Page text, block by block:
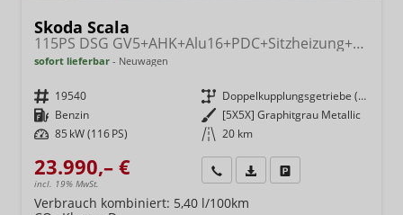
Skoda Scala
115PS DSG GV5+AHK+Alu16+PDC+Sitzheizung+App-Connect
sofort lieferbar Neuwagen
Fahrzeugnr. 19540 Getriebe
Doppelkupplungsgetriebe (DSG)
Kraftstoff Benzin Außenfarbe [5X5X] Graphitgrau Metallic
Leistung 85 kW (116 PS) Kilometerstand 20 km
23.990,– €
incl. 19% MwSt.
Wir rufen Sie anFahrzeugexposé (PDF)
Verbrauch kombiniert: 5,40 l/100km